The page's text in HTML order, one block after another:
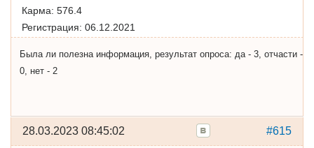
Карма: 576.4
Регистрация: 06.12.2021
Была ли полезна информация, результат опроса: да - 3, отчасти -
0, нет - 2
#615
28.03.2023 08:45:02